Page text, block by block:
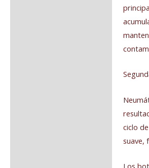
ciclo
suave,